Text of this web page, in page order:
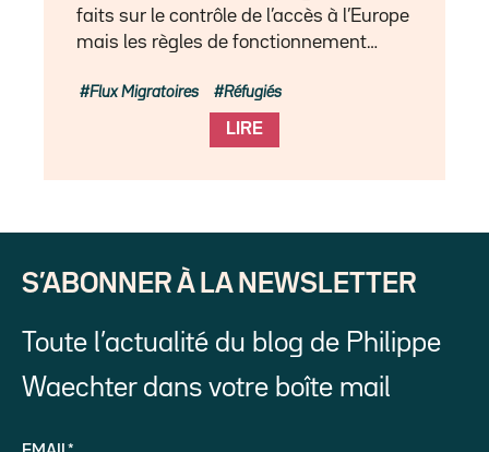
faits sur le contrôle de l’accès à l’Europe
mais les règles de fonctionnement…
LIRE
Flux Migratoires Réfugiés
S’ABONNER À LA NEWSLETTER
Toute l’actualité du blog de Philippe
Waechter dans votre boîte mail